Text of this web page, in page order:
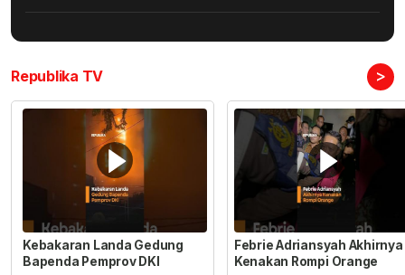
Republika TV >
Kebakaran Landa Gedung
Bapenda Pemprov DKI
Febrie Adriansyah Akhirnya
Kenakan Rompi Orange